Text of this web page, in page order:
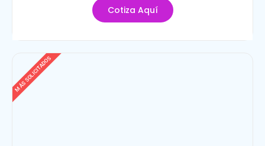
Cotiza Aquí
MÁS SOLICITADOS